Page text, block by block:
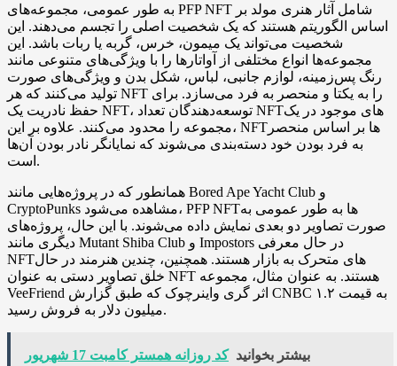
به طور عمومی، مجموعه‌های PFP NFT شامل آثار هنری مولد بر
اساس الگوریتم هستند که یک شخصیت اصلی را تجسم می‌دهند. این
شخصیت می‌تواند یک میمون، خرس، گربه یا ربات باشد. این
مجموعه‌ها انواع مختلفی از آواتارها را با ویژگی‌های متنوعی مانند
رنگ پس‌زمینه، لوازم جانبی، لباس، شکل بدن و ویژگی‌های صورت
تولید می‌کنند که هر NFT را به یکتا و منحصر به فرد می‌سازد. برای
حفظ نادریت یک NFT، توسعه‌دهندگان تعداد NFTهای موجود در یک
مجموعه را محدود می‌کنند. علاوه بر این، NFTها بر اساس منحصر
به فرد بودن خود دسته‌بندی می‌شوند که نمایانگر نادر بودن آن‌ها
است.
همانطور که در پروژه‌هایی مانند Bored Ape Yacht Club و
CryptoPunks مشاهده می‌شود، PFP NFTها به طور عمومی به
صورت تصاویر دو بعدی نمایش داده می‌شوند. با این حال، پروژه‌های
دیگری مانند Mutant Shiba Club و Impostors در حال معرفی
NFTهای متحرک به بازار هستند. همچنین، چندین هنرمند در حال
خلق تصاویر دستی به عنوان NFT هستند. به عنوان مثال، مجموعه
VeeFriend اثر گری واینرچوک که طبق گزارش CNBC به قیمت ۱.۲
میلیون دلار به فروش رسید.
بیشتر بخوانید کد روزانه همستر کامبت 17 شهریور